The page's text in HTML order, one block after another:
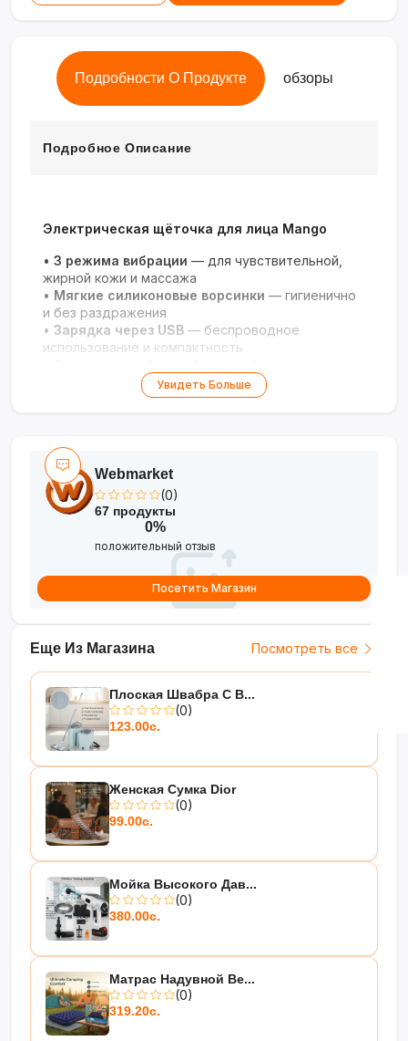
Подробности О Продукте обзоры
Подробное Описание
Электрическая щёточка для лица Mango
• 3 режима вибрации — для чувствительной,
жирной кожи и массажа
• Мягкие силиконовые ворсинки — гигиенично
и без раздражения
• Зарядка через USB — беспроводное
использование и компактность
руке и брать с собой
Улучшает тонус кожи— очищает,
Профессиональный уход за кожей в домашних
условиях!
Увидеть Больше
Еще Из Магазина Посмотреть все
Плоская Швабра С В...
(0)
123.00с.
Женская Сумка Dior
(0)
99.00с.
Мойка Высокого Дав...
(0)
380.00с.
Матрас Надувной Be...
(0)
319.20с.
Webmarket
(0)
67 продукты
0%
положительный отзыв
Посетить Магазин